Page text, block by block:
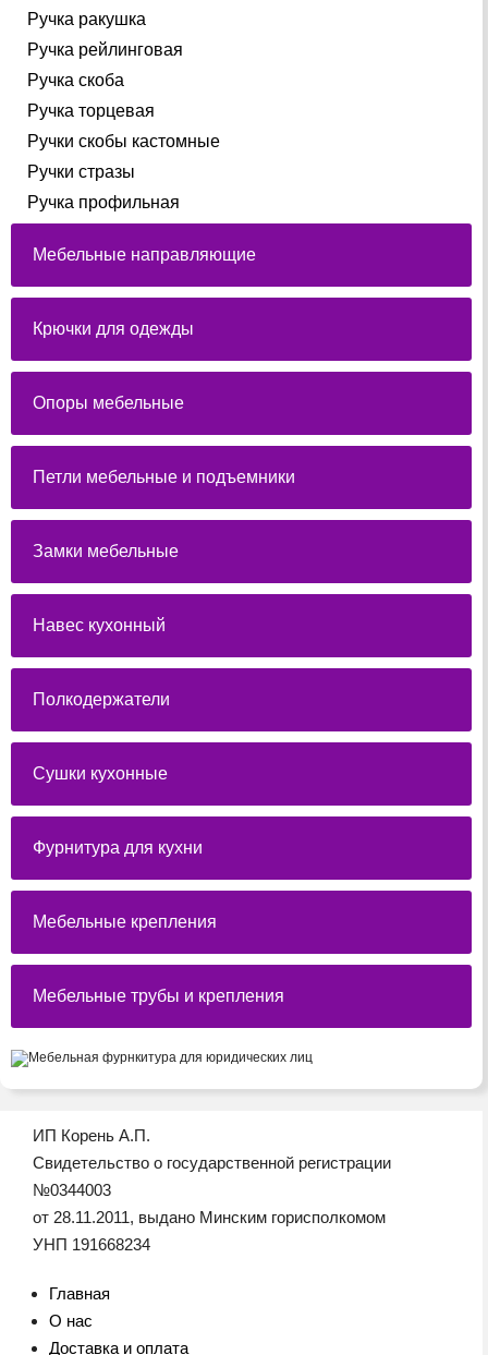
Ручка ракушка
Ручка рейлинговая
Ручка скоба
Ручка торцевая
Ручки скобы кастомные
Ручки стразы
Ручка профильная
Мебельные направляющие
Крючки для одежды
Опоры мебельные
Петли мебельные и подъемники
Замки мебельные
Навес кухонный
Полкодержатели
Сушки кухонные
Фурнитура для кухни
Мебельные крепления
Мебельные трубы и крепления
ИП Корень А.П.
Свидетельство о государственной регистрации
№0344003
от 28.11.2011, выдано Минским горисполкомом
УНП 191668234
Главная
О нас
Доставка и оплата